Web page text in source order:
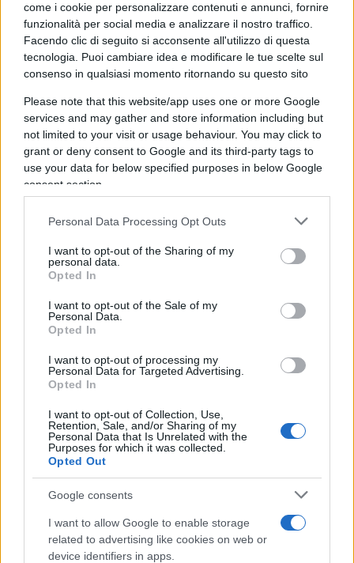
come i cookie per personalizzare contenuti e annunci, fornire
funzionalità per social media e analizzare il nostro traffico.
Facendo clic di seguito si acconsente all'utilizzo di questa
tecnologia. Puoi cambiare idea e modificare le tue scelte sul
consenso in qualsiasi momento ritornando su questo sito
Please note that this website/app uses one or more Google
services and may gather and store information including but
not limited to your visit or usage behaviour. You may click to
grant or deny consent to Google and its third-party tags to
use your data for below specified purposes in below Google
consent section.
Personal Data Processing Opt Outs
I want to opt-out of the Sharing of my
personal data.
Opted In
I want to opt-out of the Sale of my
Personal Data.
Opted In
I want to opt-out of processing my
Personal Data for Targeted Advertising.
Opted In
I want to opt-out of Collection, Use,
Retention, Sale, and/or Sharing of my
Personal Data that Is Unrelated with the
Purposes for which it was collected.
Opted Out
Google consents
I want to allow Google to enable storage
related to advertising like cookies on web or
device identifiers in apps.
VIGNETTA DEL
24/10/2025
VIGNETTA DEL
27/10/2025
Le vignette satiriche di Beppe Fantin
, illustratore
trevigiano, nascono dalla passione dell'autore per
dare voce a situazioni, non solo politiche, attraverso i
disegni utilizzando da sempre la tecnica riconoscibile
dell'acquerello. Orgogliosamente un liberale di
centrodestra, il vignettista non fatica a trovare le sue
come in questo momento sta dando il “meglio” di sé.
La satira è libertà di espressione o almeno lo è fino a
quando non supera l’indecenza, fino a quando non
offende e non è volgare. Una frase di Alexander
la spada della legge, là giunge la frusta della satira”.
Cinque libri da leggere sotto
l’ombrellone senza fingere di
essere Proust